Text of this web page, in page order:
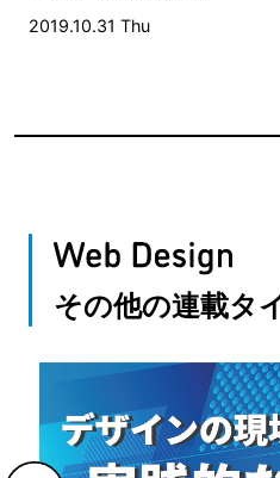
2019.10.31 Thu
その他の連載タ